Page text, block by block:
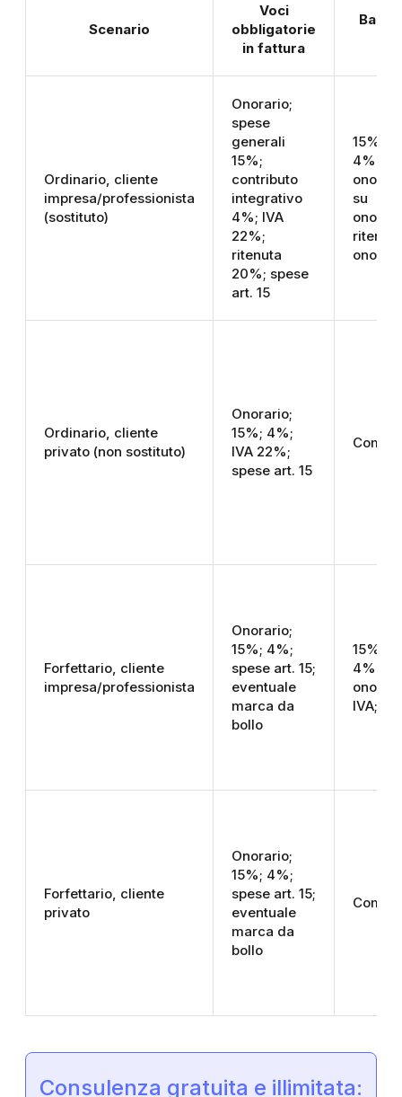
Scenario
Voci
obbligatorie
in fattura
Base
Ordinario, cliente
impresa/professionista
(sostituto)
Onorario;
spese
generali
15%;
contributo
integrativo
4%; IVA
22%;
ritenuta
20%; spese
art. 15
15%
4% su
su
Ordinario, cliente
privato (non sostituto)
Onorario;
15%; 4%;
IVA 22%;
spese art. 15
Come
Forfettario, cliente
impresa/professionista
Onorario;
15%; 4%;
spese art. 15;
eventuale
marca da
bollo
15%
4% su
IVA;
Forfettario, cliente
privato
Onorario;
15%; 4%;
spese art. 15;
eventuale
marca da
bollo
Come
Consulenza gratuita e illimitata: